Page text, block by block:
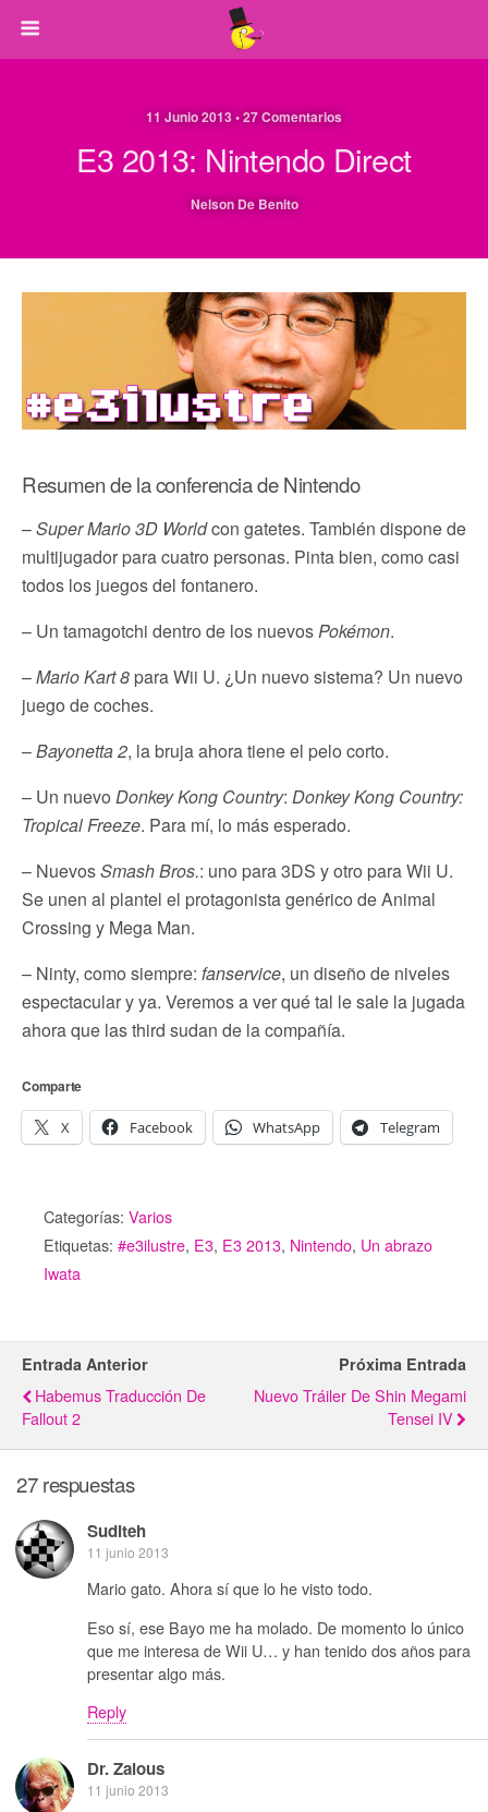
11 Junio 2013 • 27 Comentarios
E3 2013: Nintendo Direct
Nelson De Benito
Resumen de la conferencia de Nintendo
–Super Mario 3D Worldcon gatetes. También dispone de
multijugador para cuatro personas. Pinta bien, como casi
todos los juegos del fontanero.
– Un tamagotchi dentro de los nuevos Pokémon.
–Mario Kart 8 para Wii U. ¿Un nuevo sistema? Un nuevo
juego de coches.
–Bayonetta 2, la bruja ahora tiene el pelo corto.
– Un nuevo Donkey Kong Country: Donkey Kong Country:
Tropical Freeze. Para mí, lo más esperado.
– NuevosSmash Bros.: uno para 3DS y otro para Wii U.
Se unen al plantel el protagonista genérico de Animal
Crossing y Mega Man.
– Ninty, como siempre: fanservice, un diseño de niveles
espectacular y ya. Veremos a ver qué tal le sale la jugada
ahora que las third sudan de la compañía.
Comparte
X Facebook WhatsApp Telegram
Categorías: Varios
Etiquetas: #e3ilustre, E3, E3 2013, Nintendo, Un abrazo
Iwata
Entrada Anterior
Habemus Traducción De
Fallout 2
Próxima Entrada
Nuevo Tráiler De Shin Megami
Tensei IV
27 respuestas
Suditeh
11 junio 2013
Mario gato. Ahora sí que lo he visto todo.
Eso sí, ese Bayo me ha molado. De momento lo único
que me interesa de Wii U… y han tenido dos años para
presentar algo más.
Reply
Dr. Zaious
11 junio 2013